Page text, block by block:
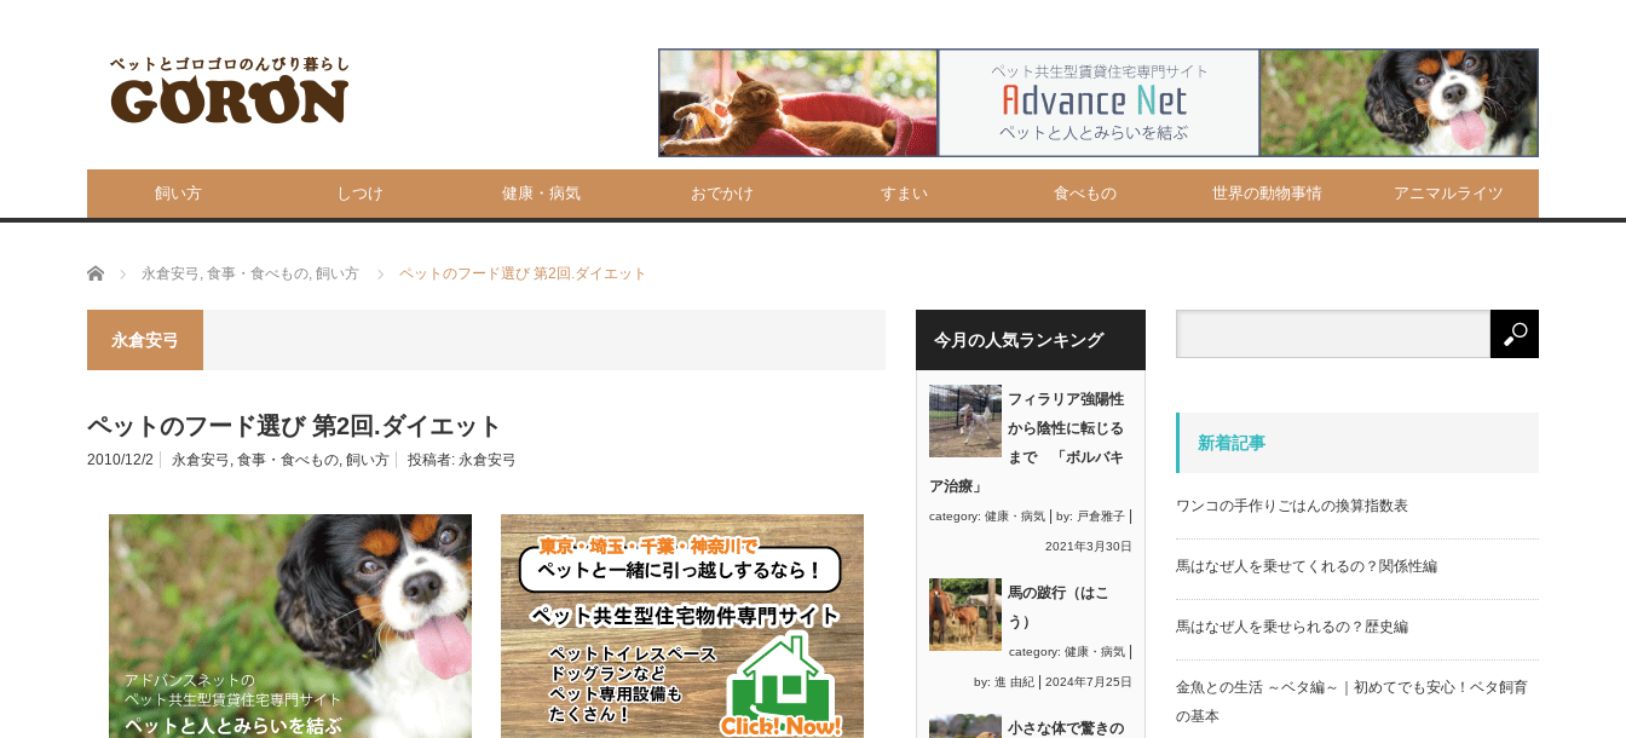
飼い方 しつけ 健康・病気 おでかけ すまい 食べもの 世界の動物事情 アニマルライツ
ホーム 永倉安弓 , 食事・食べもの, 飼い方 ペットのフード選び 第2回.ダイエット
永倉安弓
ペットのフード選び 第2回.ダイエット
2010/12/2 永倉安弓 , 食事・食べもの, 飼い方 投稿者: 永倉安弓
今月の人気ランキング
フィラリア強陽性
から陰性に転じる
まで 「ボルバキ
ア治療」
category: 健康・病気 by: 戸倉雅子
2021年3月30日
馬の跛行（はこ
う）
category: 健康・病気
by: 進 由紀 2024年7月25日
小さな体で驚きの
新着記事
ワンコの手作りごはんの換算指数表
馬はなぜ人を乗せてくれるの？関係性編
馬はなぜ人を乗せられるの？歴史編
金魚との生活 ～ベタ編～｜初めてでも安心！ベタ飼育
の基本